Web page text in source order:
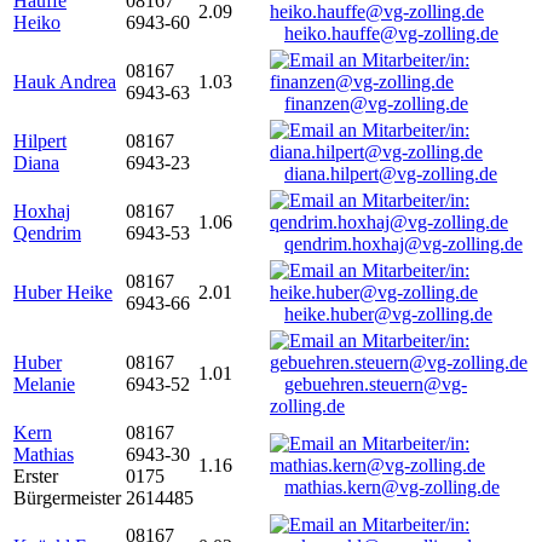
Heiko
6943-60
2.09
heiko.hauffe@vg-zolling.de
Hauk Andrea
08167
6943-63
1.03
finanzen@vg-zolling.de
Hilpert
Diana
08167
6943-23
diana.hilpert@vg-zolling.de
Hoxhaj
Qendrim
08167
6943-53
1.06
qendrim.hoxhaj@vg-zolling.de
Huber Heike
08167
6943-66
2.01
heike.huber@vg-zolling.de
Huber
Melanie
08167
6943-52
1.01
gebuehren.steuern@vg-
zolling.de
Kern
Mathias
Erster
Bürgermeister
08167
6943-30
0175
2614485
1.16
mathias.kern@vg-zolling.de
08167